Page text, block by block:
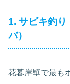
1. サビキ釣
バ）
花暮岸壁で最も